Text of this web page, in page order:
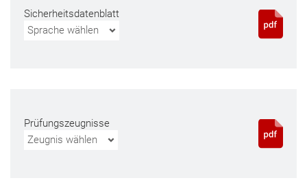
Sicherheitsdatenblatt
Sprache wählen
Prüfungszeugnisse
Zeugnis wählen